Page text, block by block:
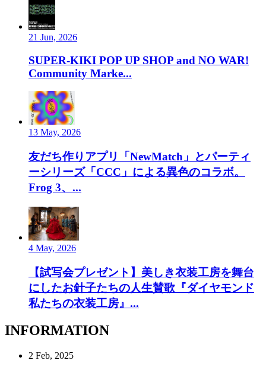
21 Jun, 2026
SUPER-KIKI POP UP SHOP and NO WAR!
Community Marke...
13 May, 2026
友だち作りアプリ「NewMatch」とパーティ
ーシリーズ「CCC」による異色のコラボ。
Frog 3、...
4 May, 2026
【試写会プレゼント】美しき衣装工房を舞台
にしたお針子たちの人生賛歌『ダイヤモンド
私たちの衣装工房』...
INFORMATION
2 Feb, 2025